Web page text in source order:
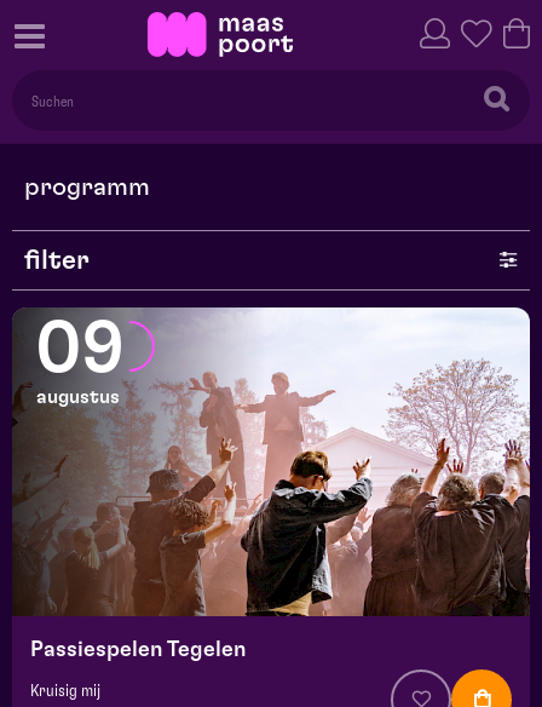
programm
filter
genre
serie
monat
preis
platz
09
augustus
Passiespelen Tegelen
Kruisig mij